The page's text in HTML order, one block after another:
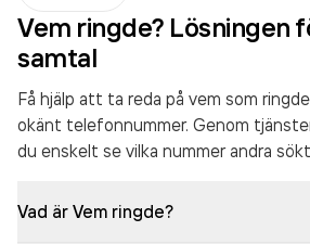
Vem ringde? Lösningen
samtal
Få hjälp att ta reda på vem som
okänt telefonnummer. Genom
du enskelt se vilka nummer andra
Vad är Vem ringde?